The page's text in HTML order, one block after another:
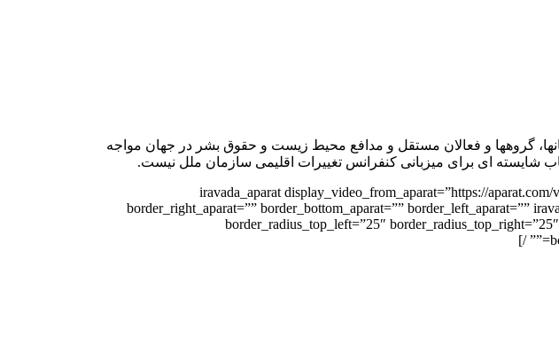
گروهها و فعالان مستقل و مدافع محیط زیست و حقوق بشر در جهان مواجه
شایسته ای برای میزبانی کنفرانس تغییرات اقلیمی سازمان ملل نیست.
[iravada_aparat display_video_from_aparat=”https://
border_right_aparat=”” border_bottom_aparat=”” border_left_aparat=””
border_radius_top_left=”25″